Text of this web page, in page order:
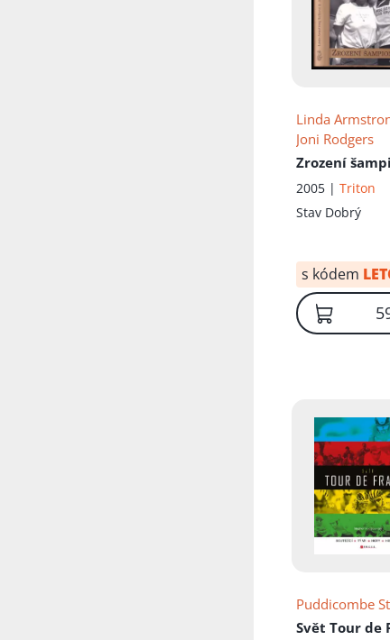
Linda
Joni Rodgers
Zrození
2005 |Triton
Stav Dobrý
s kódem
Puddicombe
Svět Tour de